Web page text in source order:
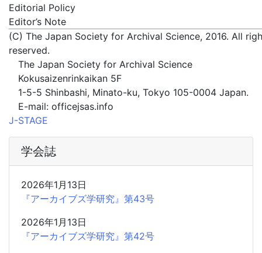
Editorial Policy
Editor’s Note
(C) The Japan Society for Archival Science, 2016. All
reserved.
The Japan Society for Archival Science
Kokusaizenrinkaikan 5F
1-5-5 Shinbashi, Minato-ku, Tokyo 105-0004 Japan.
E-mail: officejsas.info
J-STAGE
学会誌
2026年1月13日
『アーカイブズ学研究』第43号
2026年1月13日
『アーカイブズ学研究』第42号